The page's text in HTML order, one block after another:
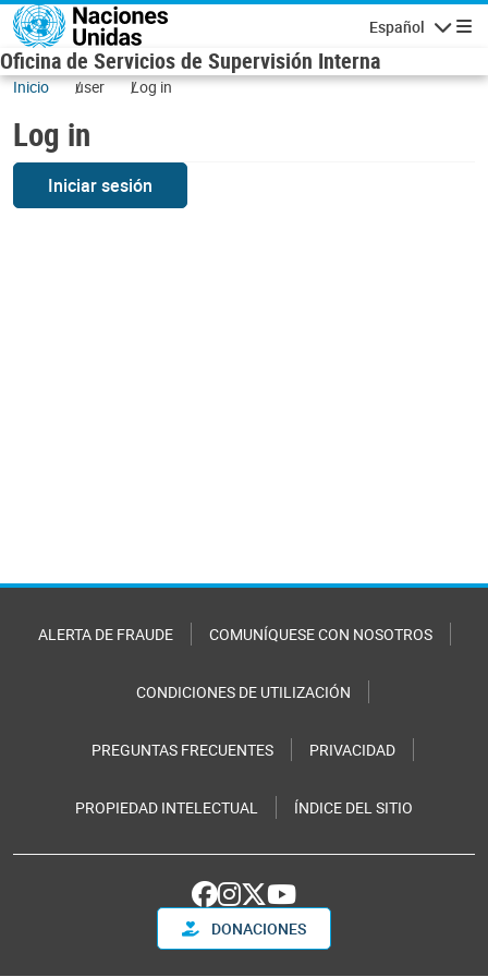
Skip to main content
Español
Oficina de Servicios de Supervisión Interna
Inicio user Log in
Log in
Iniciar sesión
ALERTA DE FRAUDE COMUNÍQUESE CON NOSOTROS
CONDICIONES DE UTILIZACIÓN
PREGUNTAS FRECUENTES PRIVACIDAD
PROPIEDAD INTELECTUAL ÍNDICE DEL SITIO
DONACIONES